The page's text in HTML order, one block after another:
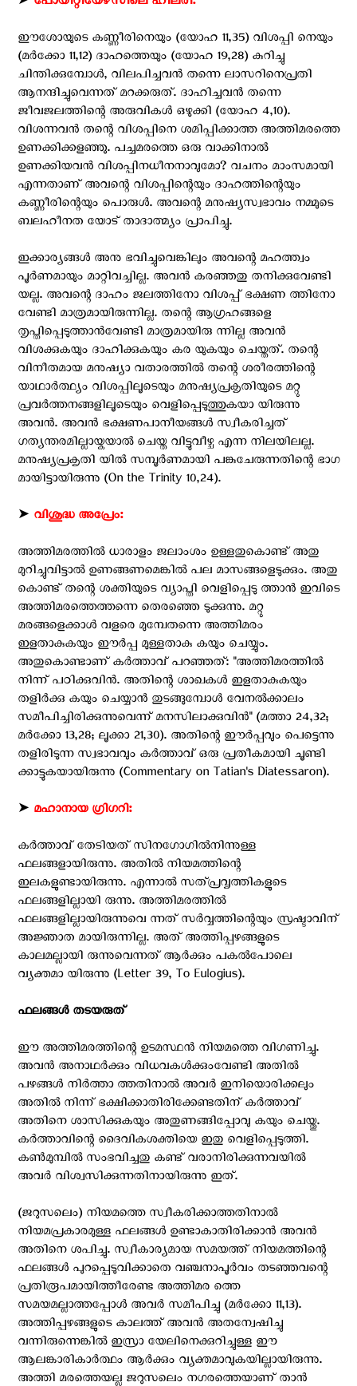
ഈശോയുടെ കണ്ണീരിനെയും (യോഹ 11,35) വിശപ്പി നെയും
(മര്‍ക്കോ 11,12) ദാഹത്തെയും (യോഹ 19,28) കുറിച്ചു
ചിന്തിക്കുമ്പോള്‍, വിലപിച്ചവന്‍ തന്നെ ലാസറിനെപ്രതി
ആനന്ദിച്ചുവെന്നത് മറക്കരുത്. ദാഹിച്ചവന്‍ തന്നെ
ജീവജലത്തിന്റെ അരുവികള്‍ ഒഴുക്കി (യോഹ 4,10).
വിശന്നവന്‍ തന്റെ വിശപ്പിനെ ശമിപ്പിക്കാത്ത അത്തിമരത്തെ
ഉണക്കിക്കളഞ്ഞു. പച്ചമരത്തെ ഒരു വാക്കിനാല്‍
ഉണക്കിയവന്‍ വിശപ്പിനധീനനാവുമോ? വചനം മാംസമായി
എന്നതാണ് അവന്റെ വിശപ്പിന്റെയും ദാഹത്തിന്റെയും
കണ്ണീരിന്റെയും പൊരുള്‍. അവന്റെ മനുഷ്യസ്വഭാവം നമ്മുടെ
ബലഹീനത യോട് താദാത്മ്യം പ്രാപിച്ചു.
ഇക്കാര്യങ്ങള്‍ അനു ഭവിച്ചുവെങ്കിലും അവന്റെ മഹത്ത്വം
പൂര്‍ണമായും മാറ്റിവച്ചില്ല. അവന്‍ കരഞ്ഞതു തനിക്കുവേണ്ടി
യല്ല. അവന്റെ ദാഹം ജലത്തിനോ വിശപ്പ് ഭക്ഷണ ത്തിനോ
വേണ്ടി മാത്രമായിരുന്നില്ല. തന്റെ ആഗ്രഹങ്ങളെ
തൃപ്തിപ്പെടുത്താന്‍വേണ്ടി മാത്രമായിരു ന്നില്ല അവന്‍
വിശക്കുകയും ദാഹിക്കുകയും കര യുകയും ചെയ്തത്. തന്റെ
വിനീതമായ മനുഷ്യാ വതാരത്തില്‍ തന്റെ ശരീരത്തിന്റെ
യാഥാര്‍ത്ഥ്യം വിശപ്പിലൂടെയും മനുഷ്യപ്രകൃതിയുടെ മറ്റു
പ്രവര്‍ത്തനങ്ങളിലൂടെയും വെളിപ്പെടുത്തുകയാ യിരുന്നു
അവന്‍. അവന്‍ ഭക്ഷണപാനീയങ്ങള്‍ സ്വീകരിച്ചത്
ഗത്യന്തരമില്ലായ്കയാല്‍ ചെയ്ത വിട്ടുവീഴ്ച എന്ന നിലയിലല്ല.
മനുഷ്യപ്രകൃതി യില്‍ സമ്പൂര്‍ണമായി പങ്കുചേരുന്നതിന്റെ ഭാഗ
മായിട്ടായിരുന്നു (On the Trinity 10,24).
➤ വിശുദ്ധ അപ്രേം:
അത്തിമരത്തില്‍ ധാരാളം ജലാംശം ഉള്ളതുകൊണ്ട് അതു
മുറിച്ചുവിട്ടാല്‍ ഉണങ്ങണമെങ്കില്‍ പല മാസങ്ങളെടുക്കും. അതു
കൊണ്ട് തന്റെ ശക്തിയുടെ വ്യാപ്തി വെളിപ്പെടു ത്താന്‍ ഇവിടെ
അത്തിമരത്തെത്തന്നെ തെരഞ്ഞെ ടുക്കുന്നു. മറ്റു
മരങ്ങളെക്കാള്‍ വളരെ മുമ്പേതന്നെ അത്തിമരം
ഇളതാകുകയും ഈര്‍പ്പ മുള്ളതാകു കയും ചെയ്യും.
അതുകൊണ്ടാണ് കര്‍ത്താവ് പറഞ്ഞത്: ''അത്തിമരത്തില്‍
നിന്ന് പഠിക്കുവിന്‍. അതിന്റെ ശാഖകള്‍ ഇളതാകുകയും
തളിര്‍ക്കു കയും ചെയ്യാന്‍ തുടങ്ങുമ്പോള്‍ വേനല്‍ക്കാലം
സമീപിച്ചിരിക്കുന്നുവെന്ന് മനസിലാക്കുവിന്‍'' (മത്താ 24,32;
മര്‍ക്കോ 13,28; ലൂക്കാ 21,30). അതിന്റെ ഈര്‍പ്പവും പെട്ടെന്നു
തളിരിടുന്ന സ്വഭാവവും കര്‍ത്താവ് ഒരു പ്രതീകമായി ചൂണ്ടി
ക്കാട്ടുകയായിരുന്നു (Commentary on Tatian's Diatessaron).
➤ മഹാനായ ഗ്രിഗറി:
കര്‍ത്താവ് തേടിയത് സിനഗോഗില്‍നിന്നുള്ള
ഫലങ്ങളായിരുന്നു. അതില്‍ നിയമത്തിന്റെ
ഇലകളുണ്ടായിരുന്നു. എന്നാല്‍ സത്പ്രവൃത്തികളുടെ
ഫലങ്ങളില്ലായി രുന്നു. അത്തിമരത്തില്‍
ഫലങ്ങളില്ലായിരുന്നുവെ ന്നത് സര്‍വ്വത്തിന്റെയും സ്രഷ്ടാവിന്
അജ്ഞാത മായിരുന്നില്ല. അത് അത്തിപ്പഴങ്ങളുടെ
കാലമല്ലായി രുന്നുവെന്നത് ആര്‍ക്കും പകല്‍പോലെ
വ്യക്തമാ യിരുന്നു (Letter 39, To Eulogius).
ഫലങ്ങള്‍ തടയരുത്
ഈ അത്തിമരത്തിന്റെ ഉടമസ്ഥന്‍ നിയമത്തെ വിഗണിച്ചു.
അവന്‍ അനാഥര്‍ക്കും വിധവകള്‍ക്കുംവേണ്ടി അതില്‍
പഴങ്ങള്‍ നിര്‍ത്താ ത്തതിനാല്‍ അവര്‍ ഇനിയൊരിക്കലും
അതില്‍ നിന്ന് ഭക്ഷിക്കാതിരിക്കേണ്ടതിന് കര്‍ത്താവ്
അതിനെ ശാസിക്കുകയും അതുണങ്ങിപ്പോവു കയും ചെയ്തു.
കര്‍ത്താവിന്റെ ദൈവികശക്തിയെ ഇതു വെളിപ്പെടുത്തി.
കണ്‍മുമ്പില്‍ സംഭവിച്ചതു കണ്ട് വരാനിരിക്കുന്നവയില്‍
അവര്‍ വിശ്വസിക്കുന്നതിനായിരുന്നു ഇത്.
(ജറുസലെം) നിയമത്തെ സ്വീകരിക്കാത്തതിനാല്‍
നിയമപ്രകാരമുള്ള ഫലങ്ങള്‍ ഉണ്ടാകാതിരിക്കാന്‍ അവന്‍
അതിനെ ശപിച്ചു. സ്വീകാര്യമായ സമയത്ത് നിയമത്തിന്റെ
ഫലങ്ങള്‍ പുറപ്പെടുവിക്കാതെ വഞ്ചനാപൂര്‍വം തടഞ്ഞവന്റെ
പ്രതിരൂപമായിത്തീരേണ്ട അത്തിമര ത്തെ
സമയമല്ലാത്തപ്പോള്‍ അവര്‍ സമീപിച്ചു (മര്‍ക്കോ 11,13).
അത്തിപ്പഴങ്ങളുടെ കാലത്ത് അവന്‍ അതന്വേഷിച്ചു
വന്നിരുന്നെങ്കില്‍ ഇസ്രാ യേലിനെക്കുറിച്ചുള്ള ഈ
ആലങ്കാരികാര്‍ത്ഥം ആര്‍ക്കും വ്യക്തമാവുകയില്ലായിരുന്നു.
അത്തി മരത്തെയല്ല ജറുസലെം നഗരത്തെയാണ് താന്‍